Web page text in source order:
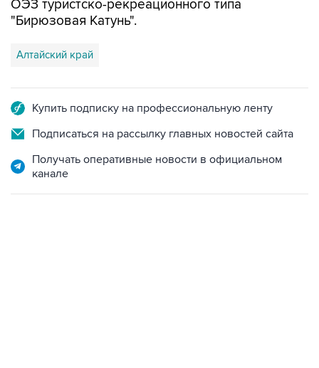
Алтайский край
Подписаться на рассылку главных новостей сайта
Получать оперативные новости в официальном